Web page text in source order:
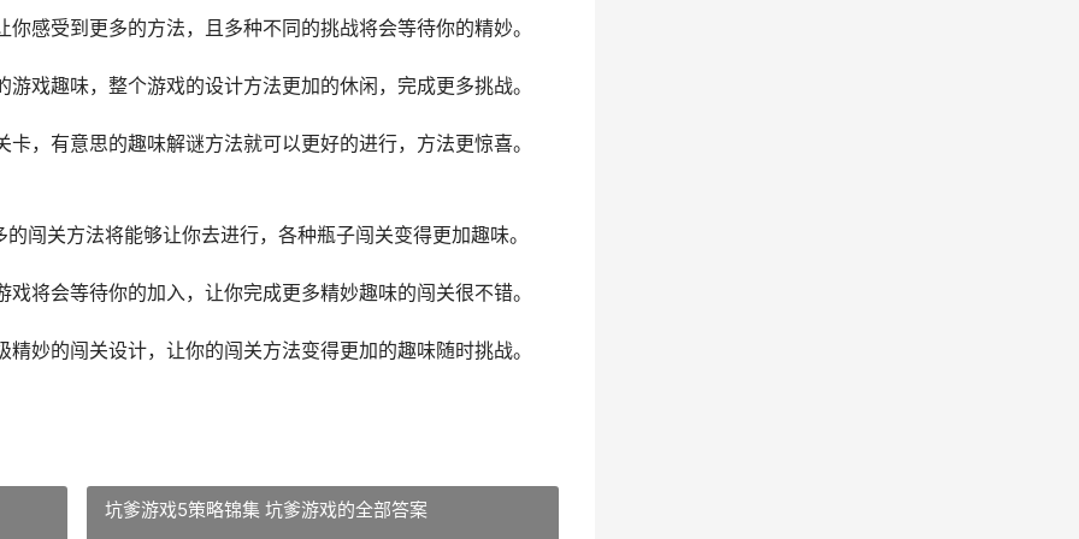
感受到更多的方法，且多种不同的挑战将会等待你的精妙。
戏趣味，整个游戏的设计方法更加的休闲，完成更多挑战。
，有意思的趣味解谜方法就可以更好的进行，方法更惊喜。
闯关方法将能够让你去进行，各种瓶子闯关变得更加趣味。
将会等待你的加入，让你完成更多精妙趣味的闯关很不错。
妙的闯关设计，让你的闯关方法变得更加的趣味随时挑战。
坑爹游戏5策略锦集 坑爹游戏的全部答案